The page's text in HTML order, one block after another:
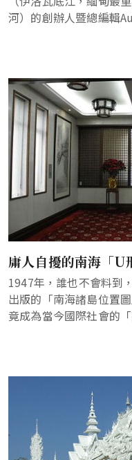
河）的創辦人暨總編輯
庸人自擾的南海「U
1947年，誰也不會料到
出版的「南海諸島位置
竟成為當今國際社會的